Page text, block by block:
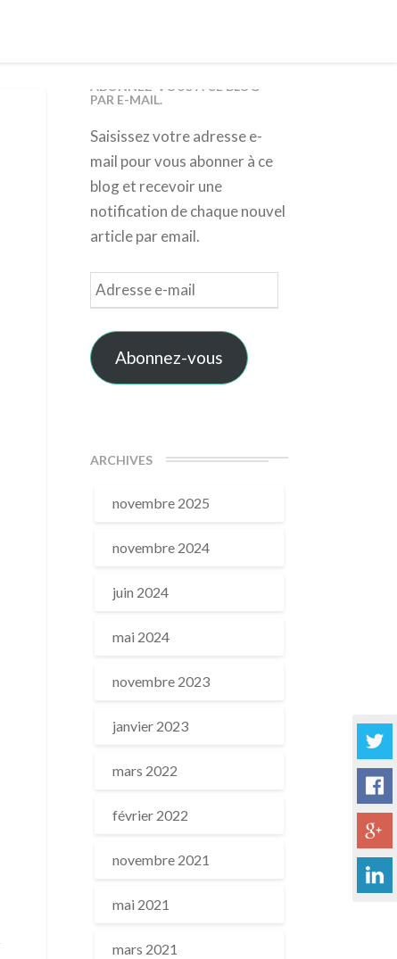
ABONNEZ-VOUS À CE BLOG
PAR E-MAIL.
Saisissez votre adresse e-
mail pour vous abonner à ce
blog et recevoir une
notification de chaque nouvel
article par email.
Adresse
e-
mail
Abonnez-vous
ARCHIVES
novembre 2025
novembre 2024
juin 2024
mai 2024
novembre 2023
janvier 2023
mars 2022
février 2022
novembre 2021
mai 2021
mars 2021